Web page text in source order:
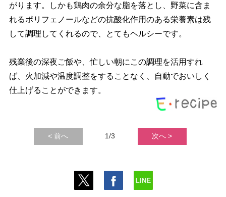
がります。しかも鶏肉の余分な脂を落とし、野菜に含ま
れるポリフェノールなどの抗酸化作用のある栄養素は残
して調理してくれるので、とてもヘルシーです。
残業後の深夜ご飯や、忙しい朝にこの調理を活用すれ
ば、火加減や温度調整をすることなく、自動でおいしく
仕上げることができます。
< 前へ 1/3 次へ >